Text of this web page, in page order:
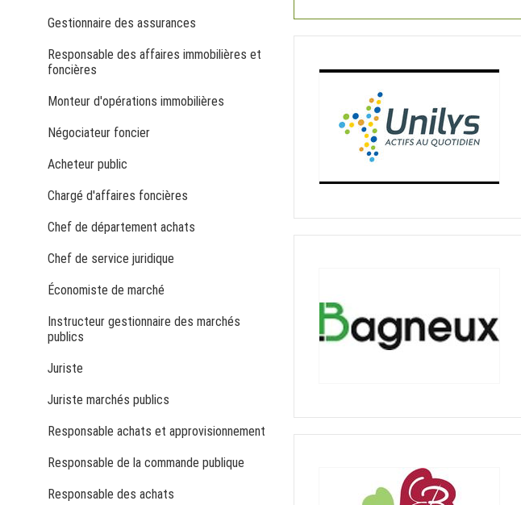
Gestionnaire des assurances
Responsable des affaires immobilières et
foncières
Monteur d'opérations immobilières
Négociateur foncier
Acheteur public
Chargé d'affaires foncières
Chef de département achats
Chef de service juridique
Économiste de marché
Instructeur gestionnaire des marchés
publics
Juriste
Juriste marchés publics
Responsable achats et approvisionnement
Responsable de la commande publique
Responsable des achats